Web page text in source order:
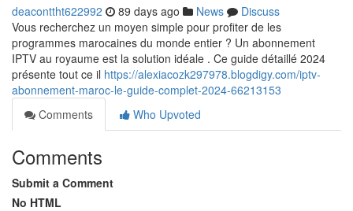
deaconttht622992 89 days ago News
Discuss
Vous recherchez un moyen simple pour profiter de les
programmes marocaines du monde entier ? Un abonnement
IPTV au royaume est la solution idéale . Ce guide détaillé 2024
présente tout ce il https://alexiacozk297978.blogdigy.com/iptv-
abonnement-maroc-le-guide-complet-2024-66213153
Comments
Who Upvoted
Comments
Submit a Comment
No HTML